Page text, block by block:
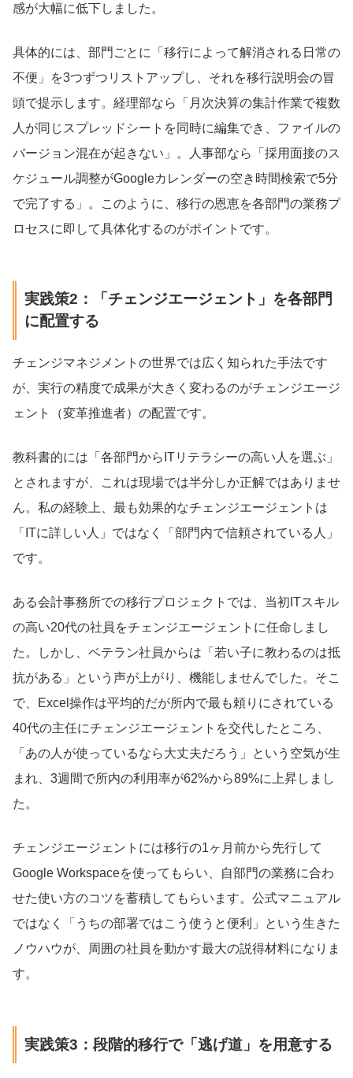
感が大幅に低下しました。
具体的には、部門ごとに「移行によって解消される日常の
不便」を3つずつリストアップし、それを移行説明会の冒
頭で提示します。経理部なら「月次決算の集計作業で複数
人が同じスプレッドシートを同時に編集でき、ファイルの
バージョン混在が起きない」。人事部なら「採用面接のス
ケジュール調整がGoogleカレンダーの空き時間検索で5分
で完了する」。このように、移行の恩恵を各部門の業務プ
ロセスに即して具体化するのがポイントです。
実践策2：「チェンジエージェント」を各部門
に配置する
チェンジマネジメントの世界では広く知られた手法です
が、実行の精度で成果が大きく変わるのがチェンジエージ
ェント（変革推進者）の配置です。
教科書的には「各部門からITリテラシーの高い人を選ぶ」
とされますが、これは現場では半分しか正解ではありませ
ん。私の経験上、最も効果的なチェンジエージェントは
「ITに詳しい人」ではなく「部門内で信頼されている人」
です。
ある会計事務所での移行プロジェクトでは、当初ITスキル
の高い20代の社員をチェンジエージェントに任命しまし
た。しかし、ベテラン社員からは「若い子に教わるのは抵
抗がある」という声が上がり、機能しませんでした。そこ
で、Excel操作は平均的だが所内で最も頼りにされている
40代の主任にチェンジエージェントを交代したところ、
「あの人が使っているなら大丈夫だろう」という空気が生
まれ、3週間で所内の利用率が62%から89%に上昇しまし
た。
チェンジエージェントには移行の1ヶ月前から先行して
Google Workspaceを使ってもらい、自部門の業務に合わ
せた使い方のコツを蓄積してもらいます。公式マニュアル
ではなく「うちの部署ではこう使うと便利」という生きた
ノウハウが、周囲の社員を動かす最大の説得材料になりま
す。
実践策3：段階的移行で「逃げ道」を用意する